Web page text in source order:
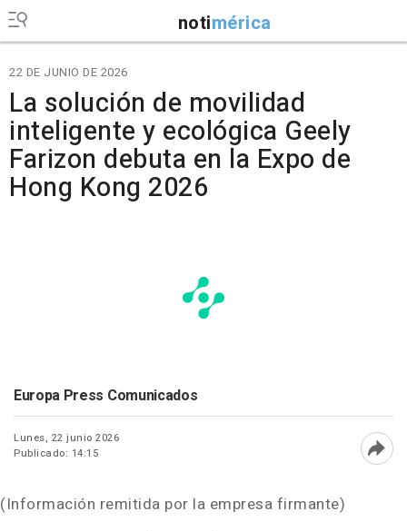
notimérica
22 DE JUNIO DE 2026
La solución de movilidad
inteligente y ecológica Geely
Farizon debuta en la Expo de
Hong Kong 2026
Europa Press Comunicados
Lunes, 22 junio 2026
Publicado: 14:15
(Información remitida por la empresa firmante)